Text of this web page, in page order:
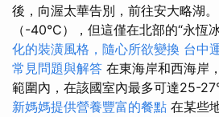
後，向渥太華告別，前往安大略湖
（-40°C），但這僅在北部的“永恆
化的裝潢風格，隨心所欲變換 台中
常見問題與解答 在東海岸和西海岸
範圍內，在該國室內最多可達25-
新媽媽提供營養豐富的餐點 在某些